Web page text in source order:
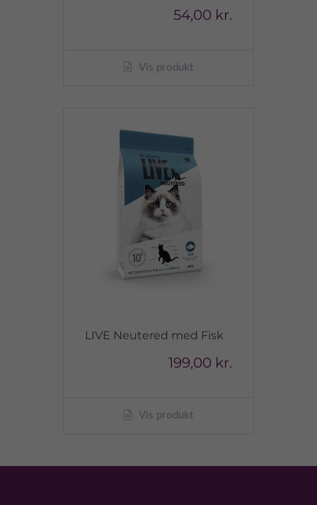
54,00 kr.
Vis produkt
LIVE Neutered med Fisk
199,00 kr.
Vis produkt